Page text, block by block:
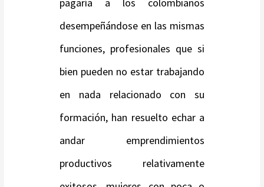
pagaría a los colombianos
desempeñándose en las mismas
funciones, profesionales que si
bien pueden no estar trabajando
en nada relacionado con su
formación, han resuelto echar a
andar emprendimientos
productivos relativamente